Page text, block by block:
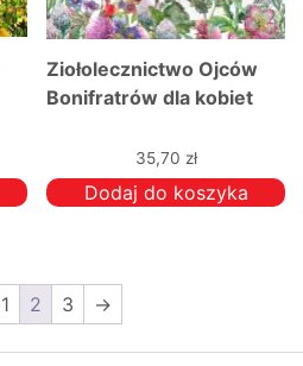
Ziołolecznictwo Ojców
Bonifratrów dla kobiet
35,70 zł
Dodaj do koszyka
1 2 3 →